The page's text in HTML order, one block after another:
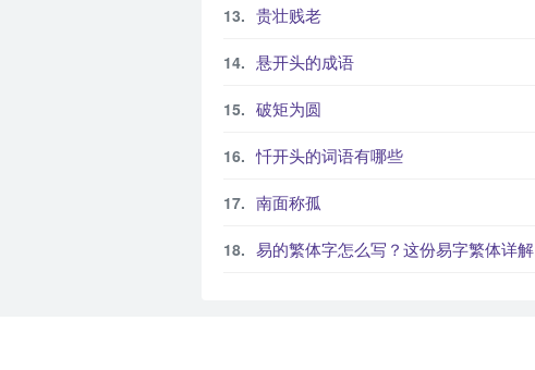
贵壮贱老
悬开头的成语
破矩为圆
忏开头的词语有哪些
南面称孤
易的繁体字怎么写？这份易字繁体详解，助你正确书写汉字_汉字繁体学习